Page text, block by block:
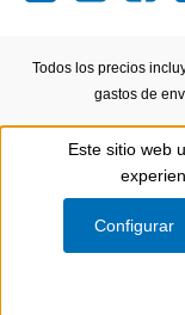
Todos los precios
gastos de
Show toolbar
Este sitio web
Configurar